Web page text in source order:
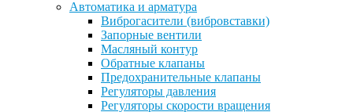
Автоматика и арматура
Виброгасители (вибровставки)
Запорные вентили
Масляный контур
Обратные клапаны
Предохранительные клапаны
Регуляторы давления
Регуляторы скорости вращения